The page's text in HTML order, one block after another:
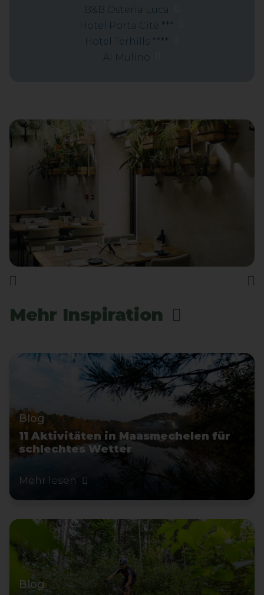
B&B Osteria Luca
Hotel Porta Cité ***
Hotel Terhills ****
Al Mulino
Mehr Inspiration
Blog
11 Aktivitäten in Maasmechelen für
schlechtes Wetter
Mehr lesen
Blog